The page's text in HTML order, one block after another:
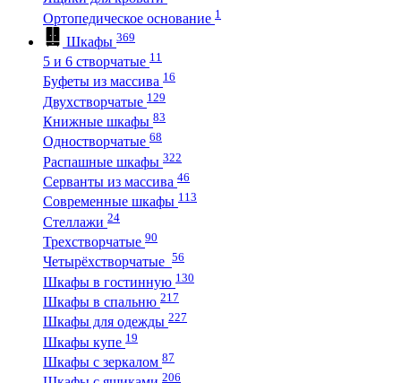
Ортопедическое основание 1
Шкафы 369
5 и 6 створчатые 11
Буфеты из массива 16
Двухстворчатые 129
Книжные шкафы 83
Одностворчатые 68
Распашные шкафы 322
Серванты из массива 46
Современные шкафы 113
Стеллажи 24
Трехстворчатые 90
Четырёхстворчатые 56
Шкафы в гостинную 130
Шкафы в спальню 217
Шкафы для одежды 227
Шкафы купе 19
Шкафы с зеркалом 87
206